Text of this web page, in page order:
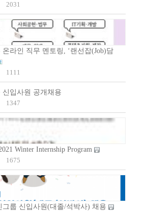
2031
온라인 직무 멘토링, ‘랜선잡(Job)담
1111
신입사원 공개채용
1347
Winter Internship Program
1675
그룹 신입사원(대졸/석박사) 채용